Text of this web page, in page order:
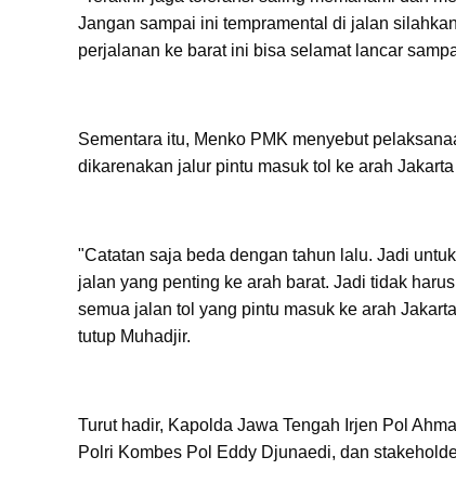
Jangan sampai ini tempramental di jalan
perjalanan ke barat ini bisa selamat lancar
Sementara itu, Menko PMK menyebut
dikarenakan jalur pintu masuk tol ke arah
"Catatan saja beda dengan tahun lalu. Jadi
jalan yang penting ke arah barat. Jadi tidak
semua jalan tol yang pintu masuk ke arah
tutup Muhadjir.
Turut hadir, Kapolda Jawa Tengah Irjen Pol
Polri Kombes Pol Eddy Djunaedi, dan